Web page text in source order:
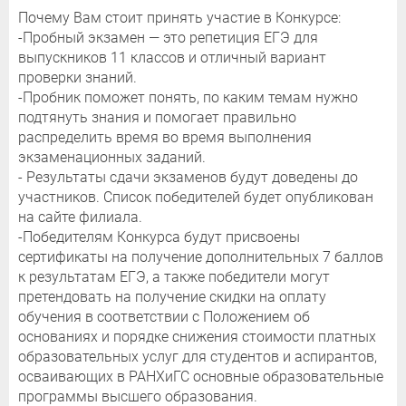
Почему Вам стоит принять участие в Конкурсе:
-Пробный экзамен — это репетиция ЕГЭ для
выпускников 11 классов и отличный вариант
проверки знаний.
-Пробник поможет понять, по каким темам нужно
подтянуть знания и помогает правильно
распределить время во время выполнения
экзаменационных заданий.
- Результаты сдачи экзаменов будут доведены до
участников. Список победителей будет опубликован
на сайте филиала.
-Победителям Конкурса будут присвоены
сертификаты на получение дополнительных 7 баллов
к результатам ЕГЭ, а также победители могут
претендовать на получение скидки на оплату
обучения в соответствии с Положением об
основаниях и порядке снижения стоимости платных
образовательных услуг для студентов и аспирантов,
осваивающих в РАНХиГС основные образовательные
программы высшего образования.